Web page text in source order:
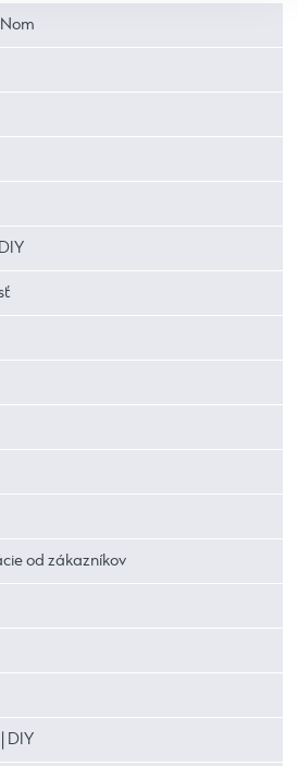
od zákazníkov
DIY